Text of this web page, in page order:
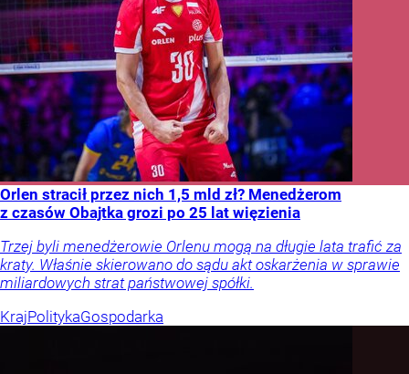
Orlen stracił przez nich 1,5 mld zł? Menedżerom
z czasów Obajtka grozi po 25 lat więzienia
Trzej byli menedżerowie Orlenu mogą na długie lata trafić za
kraty. Właśnie skierowano do sądu akt oskarżenia w sprawie
miliardowych strat państwowej spółki.
KrajPolitykaGospodarka